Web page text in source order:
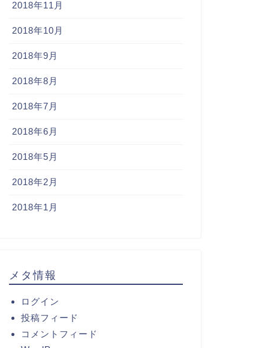
2018年11月
2018年10月
2018年9月
2018年8月
2018年7月
2018年6月
2018年5月
2018年2月
2018年1月
メタ情報
ログイン
投稿フィード
コメントフィード